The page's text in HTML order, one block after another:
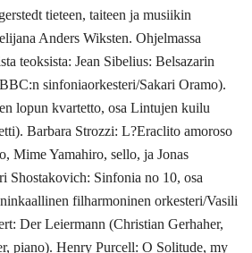
tieteen, taiteen ja musiikin
Anders Wiksten. Ohjelmassa
teoksista: Jean Sibelius: Belsazarin
sinfoniaorkesteri/Sakari Oramo).
lopun kvartetto, osa Lintujen kuilu
Barbara Strozzi: L?Eraclito amoroso
Mime Yamahiro, sello, ja Jonas
Shostakovich: Sinfonia no 10, osa
filharmoninen orkesteri/Vasili
Der Leiermann (Christian Gerhaher,
piano). Henry Purcell: O Solitude, my